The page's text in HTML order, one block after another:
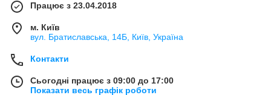
Працює з 23.04.2018
м. Київ
вул. Братиславська, 14Б, Київ, Україна
Контакти
Сьогодні працює з 09:00 до 17:00
Показати весь графік роботи